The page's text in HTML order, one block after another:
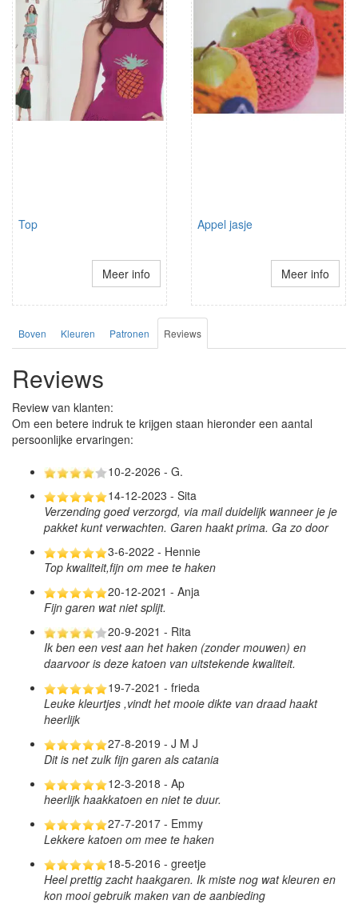
Top
Meer info
Appel jasje
Meer info
Boven Kleuren Patronen Reviews
Reviews
Review van klanten:
Om een betere indruk te krijgen staan hieronder een aantal
persoonlijke ervaringen:
10-2-2026 - G.
14-12-2023 - Sita
Verzending goed verzorgd, via mail duidelijk wanneer je je
pakket kunt verwachten. Garen haakt prima. Ga zo door
3-6-2022 - Hennie
Top kwaliteit,fijn om mee te haken
20-12-2021 - Anja
Fijn garen wat niet splijt.
20-9-2021 - Rita
Ik ben een vest aan het haken (zonder mouwen) en
daarvoor is deze katoen van uitstekende kwaliteit.
19-7-2021 - frieda
Leuke kleurtjes ,vindt het mooie dikte van draad haakt
heerlijk
27-8-2019 - J M J
Dit is net zulk fijn garen als catania
12-3-2018 - Ap
heerlijk haakkatoen en niet te duur.
27-7-2017 - Emmy
Lekkere katoen om mee te haken
18-5-2016 - greetje
Heel prettig zacht haakgaren. Ik miste nog wat kleuren en
kon mooi gebruik maken van de aanbieding